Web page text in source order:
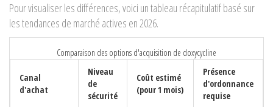
Pour visualiser les différences, voici un tableau récapitulatif basé sur
les tendances de marché actives en 2026.
Comparaison des options d'acquisition de doxycycline
Canal
d'achat
Niveau
de
sécurité
Coût estimé
(pour 1 mois)
Présence
d'ordonnance
requise